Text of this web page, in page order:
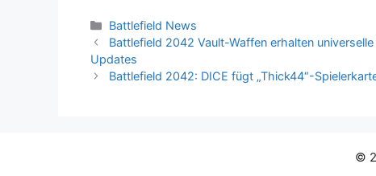
Kategorien
Battlefield News
Battlefield 2042 Vault-Waffen erhalten
Updates
Battlefield 2042: DICE fügt „Thick44“-
©